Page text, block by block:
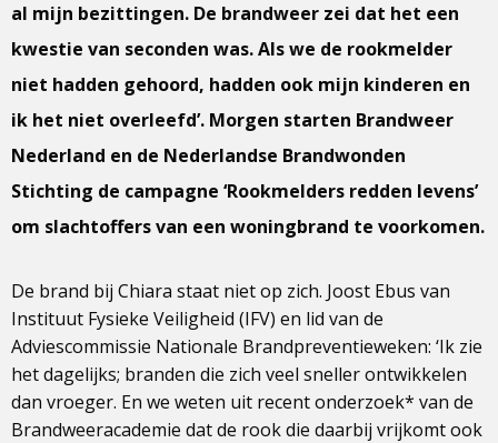
al mijn bezittingen. De brandweer zei dat het een
kwestie van seconden was. Als we de rookmelder
niet hadden gehoord, hadden ook mijn kinderen en
ik het niet overleefd’. Morgen starten Brandweer
Nederland en de Nederlandse Brandwonden
Stichting de campagne ‘Rookmelders redden levens’
om slachtoffers van een woningbrand te voorkomen.
De brand bij Chiara staat niet op zich. Joost Ebus van
Instituut Fysieke Veiligheid (IFV) en lid van de
Adviescommissie Nationale Brandpreventieweken: ‘Ik zie
het dagelijks; branden die zich veel sneller ontwikkelen
dan vroeger. En we weten uit recent onderzoek* van de
Brandweeracademie dat de rook die daarbij vrijkomt ook